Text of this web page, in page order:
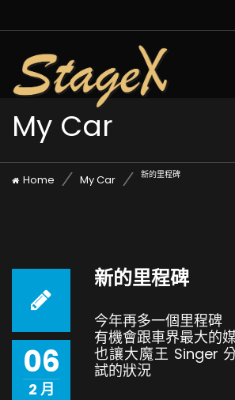
My Car
Home My Car 新的里程碑
06
2 月
新的里程碑
今年再多一個里程碑
有機會跟車界最大的
也讓大魔王 Singer
試的狀況